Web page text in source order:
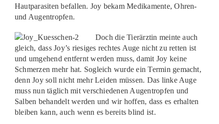
Hautparasiten befallen. Joy bekam Medikamente, Ohren-
und Augentropfen.
Doch die Tierärztin meinte auch
gleich, dass Joy’s riesiges rechtes Auge nicht zu retten ist
und umgehend entfernt werden muss, damit Joy keine
Schmerzen mehr hat. Sogleich wurde ein Termin gemacht,
denn Joy soll nicht mehr Leiden müssen. Das linke Auge
muss nun täglich mit verschiedenen Augentropfen und
Salben behandelt werden und wir hoffen, dass es erhalten
bleiben kann, auch wenn es bereits blind ist.